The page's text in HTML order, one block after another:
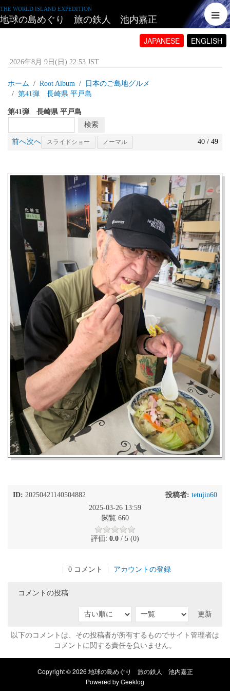
THE WORLD ISLAND EXPEDITION
地球の島めぐり 旅の鉄人 池内嘉正
JAPANESE ENGLISH
2026年8月 9日(日) 22:53 JST
ホーム Root Album
日本のご島地グルメ
第41弾 長崎県 平戸島
第41弾 長崎県 平戸島
前へ次へ スライドショー ノーマル 40 / 49
ID: 20250421140504882 投稿者: tetujin60
2025-03-26 13:59
閲覧 660
評価: 0.0 / 5 (0)
0 コメント アカウントの登録
コメントの投稿
更新
以下のコメントは、その投稿者が所有するものでサイト管理者は
コメントに関する責任を負いません。
Copyright © 2026 地球の島めぐり 旅の鉄人 池内嘉正
Powered byGeeklog